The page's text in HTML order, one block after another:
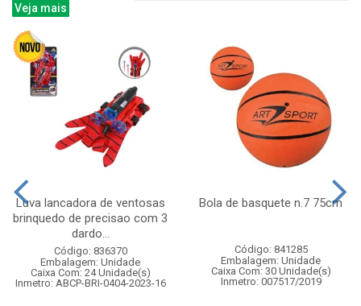
Veja mais
Luva lancadora de ventosas
brinquedo de precisao com 3
dardo...
Código: 836370
Embalagem: Unidade
Caixa Com: 24 Unidade(s)
Inmetro: ABCP-BRI-0404-2023-16
Bola de basquete n.7 75cm
Código: 841285
Embalagem: Unidade
Caixa Com: 30 Unidade(s)
Inmetro: 007517/2019